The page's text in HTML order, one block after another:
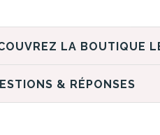
& RÉPONSES